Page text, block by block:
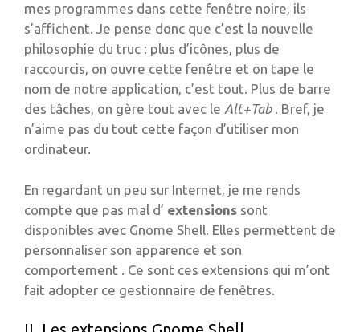
mes programmes dans cette fenêtre noire, ils
s’affichent. Je pense donc que c’est la nouvelle
philosophie du truc : plus d’icônes, plus de
raccourcis, on ouvre cette fenêtre et on tape le
nom de notre application, c’est tout. Plus de barre
des tâches, on gère tout avec le Alt+Tab . Bref, je
n’aime pas du tout cette façon d’utiliser mon
ordinateur.
En regardant un peu sur Internet, je me rends
compte que pas mal d’ extensions sont
disponibles avec Gnome Shell. Elles permettent de
personnaliser son apparence et son
comportement . Ce sont ces extensions qui m’ont
fait adopter ce gestionnaire de fenêtres.